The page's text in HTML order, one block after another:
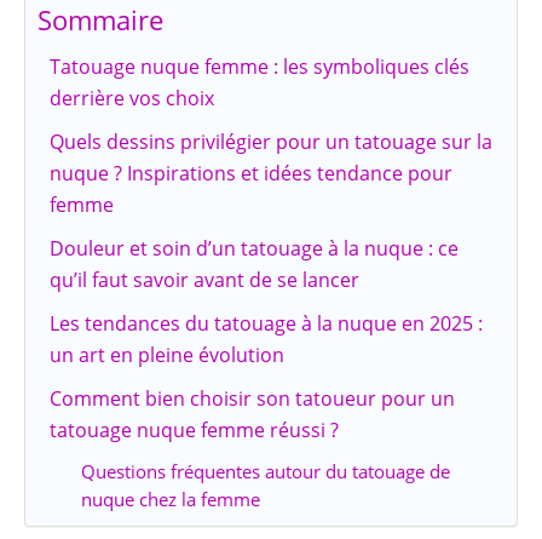
Sommaire
Tatouage nuque femme : les symboliques clés
derrière vos choix
Quels dessins privilégier pour un tatouage sur la
nuque ? Inspirations et idées tendance pour
femme
Douleur et soin d’un tatouage à la nuque : ce
qu’il faut savoir avant de se lancer
Les tendances du tatouage à la nuque en 2025 :
un art en pleine évolution
Comment bien choisir son tatoueur pour un
tatouage nuque femme réussi ?
Questions fréquentes autour du tatouage de
nuque chez la femme